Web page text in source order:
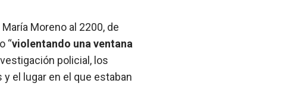
Moreno al 2200, de
“violentando una ventana
policial, los
el lugar en el que estaban